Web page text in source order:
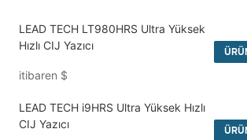
LEAD TECH LT980HRS Ultra Yüksek
Hızlı CIJ Yazıcı
itibaren $
LEAD TECH i9HRS Ultra Yüksek Hızlı
CIJ Yazıcı